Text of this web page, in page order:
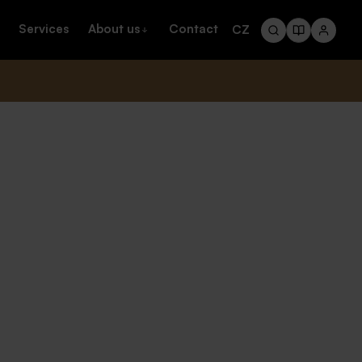
Services About us Contact CZ